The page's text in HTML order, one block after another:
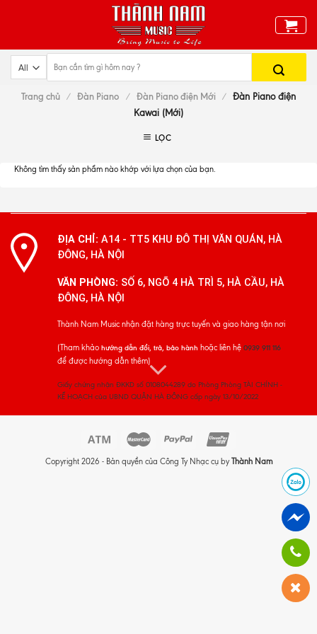
Trang chủ / Đàn Piano / Đàn Piano điện Mới / Đàn Piano điện
Kawai (Mới)
LỌC
Không tìm thấy sản phẩm nào khớp với lựa chọn của bạn.
ĐỊA CHỈ: A14 - TT5 KHU ĐÔ THỊ VĂN QUÁN, HÀ
ĐÔNG, HÀ NỘI
VĂN PHÒNG: SỐ 6, NGÕ 4 HÀ TRÌ 5, HÀ CẦU, HÀ
ĐÔNG, HÀ NỘI
Thành Nam Music nhận đặt hàng trực tuyến và giao hàng tận nơi
(Tham khảo hướng dẫn đổi, trả, bảo hành hoặc liên hệ 0939 911 116
để được hướng dẫn thêm)
Giấy chứng nhận ĐKKD số 0108044289 do Phòng Phòng TÀI CHÍNH -
KẾ HOẠCH của UBND QUẬN HÀ ĐÔNG cấp ngày 13/10/2022
Copyright 2026 - Bản quyền của Công Ty Nhạc cụ by Thành Nam